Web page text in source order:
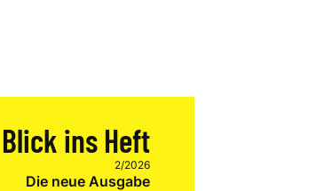
Blick ins Heft
2/2026
Die neue Ausgabe